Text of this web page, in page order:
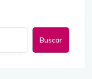
Buscar